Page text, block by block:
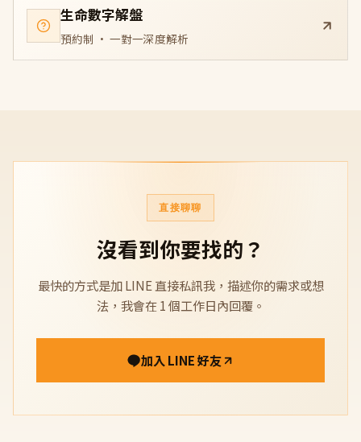
生命數字解盤
預約制 · 一對一深度解析
直接聊聊
沒看到你要找的？
最快的方式是加 LINE 直接私訊我，描述你的需求或想
法，我會在 1 個工作日內回覆。
加入 LINE 好友